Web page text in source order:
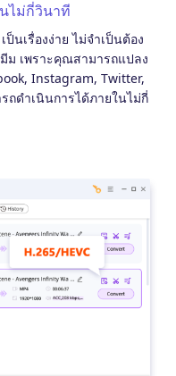
ไม่กี่วินาที
นเรื่องง่าย ไม่จำเป็นต้อง
ม เพราะคุณสามารถแปลง
Instagram, Twitter,
ถดำเนินการได้ภายในไม่กี่